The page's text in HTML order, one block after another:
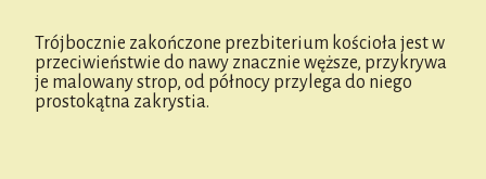
Trójbocznie zakończone prezbiterium kościoła jest w
przeciwieństwie do nawy znacznie węższe, przykrywa
je malowany strop, od północy przylega do niego
prostokątna zakrystia.